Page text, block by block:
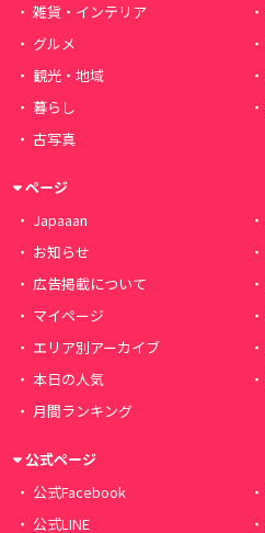
雑貨・インテリア
グルメ
観光・地域
暮らし
古写真
ページ
Japaaan
お知らせ
広告掲載について
マイページ
エリア別アーカイブ
本日の人気
月間ランキング
公式ページ
公式Facebook
公式LINE